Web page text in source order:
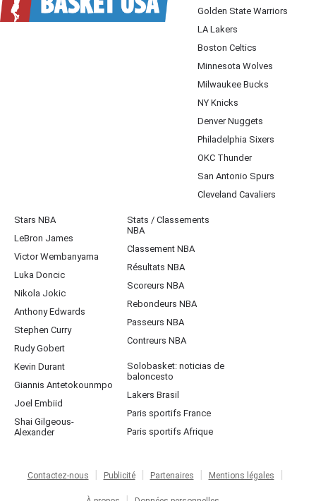
Golden State Warriors
LA Lakers
Boston Celtics
Minnesota Wolves
Milwaukee Bucks
NY Knicks
Denver Nuggets
Philadelphia Sixers
OKC Thunder
San Antonio Spurs
Cleveland Cavaliers
Stars NBA
LeBron James
Victor Wembanyama
Luka Doncic
Nikola Jokic
Anthony Edwards
Stephen Curry
Rudy Gobert
Kevin Durant
Giannis Antetokounmpo
Joel Embiid
Shai Gilgeous-
Alexander
Stats / Classements
NBA
Classement NBA
Résultats NBA
Scoreurs NBA
Rebondeurs NBA
Passeurs NBA
Contreurs NBA
Solobasket: noticias de
baloncesto
Lakers Brasil
Paris sportifs France
Paris sportifs Afrique
Contactez-nous Publicité Partenaires Mentions légales